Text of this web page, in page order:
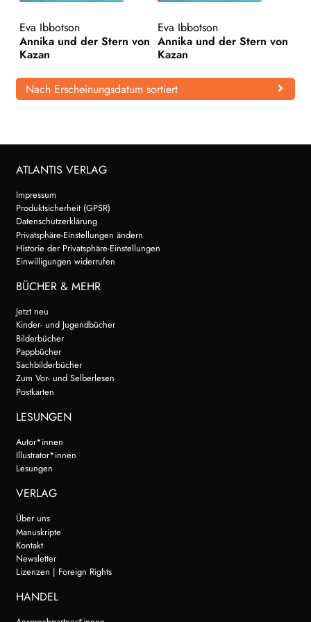
WEITERE VERLAGE
Search:
Eva Ibbotson
Annika und der Stern von
Kazan
Eva Ibbotson
Annika und der Stern von
Kazan
Nach Erscheinungsdatum sortiert
ATLANTIS VERLAG
Impressum
Produktsicherheit (GPSR)
Datenschutzerklärung
Privatsphäre-Einstellungen ändern
Historie der Privatsphäre-Einstellungen
Einwilligungen widerrufen
BÜCHER & MEHR
Jetzt neu
Kinder- und Jugendbücher
Bilderbücher
Pappbücher
Sachbilderbücher
Zum Vor- und Selberlesen
Postkarten
LESUNGEN
Autor*innen
Illustrator*innen
Lesungen
VERLAG
Über uns
Manuskripte
Kontakt
Newsletter
Lizenzen | Foreign Rights
HANDEL